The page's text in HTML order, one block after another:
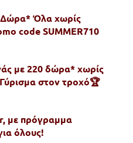
Όλα χωρίς
code SUMMER710
με 220 δώρα* χωρίς
στον τροχό🏆
με πρόγραμμα
όλους!